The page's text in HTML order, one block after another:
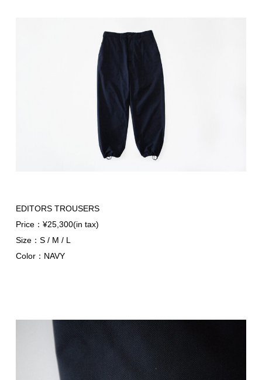
EDITORS TROUSERS
Price：¥25,300(in tax)
Size：S / M / L
Color：NAVY